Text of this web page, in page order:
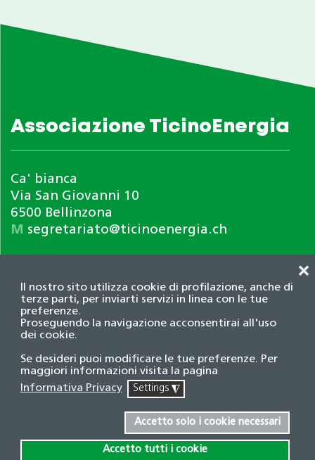
Il nostro sito utilizza cookie di profilazione, anche di
terze parti, per inviarti servizi in linea con le tue
preferenze.
Proseguendo la navigazione acconsentirai all'uso
dei cookie.
Se desideri puoi modificare le tue preferenze. Per
maggiori informazioni visita la pagina
Informativa Privacy
Settings ◮
Accetto solo i cookie necessari
Accetto tutti i cookie
❌
Associazione TicinoEnergia
Ca' bianca
Via San Giovanni 10
6500 Bellinzona
M segretariato@ticinoenergia.ch
Informativa privacy
© 2026 Associazione TicinoEnergia. Tutti i diritti
riservati.